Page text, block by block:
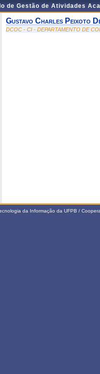
de Gestão de Atividades
Gustavo Charles Peixoto
DCOC - CI - DEPARTAMENTO DE
da Informação da UFPB /